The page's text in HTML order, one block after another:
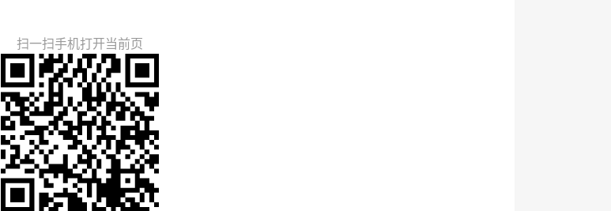
扫一扫手机打开当前页